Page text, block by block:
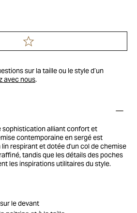
sur la taille ou le style d’un
avec nous.
sophistication alliant confort et
contemporaine en sergé est
respirant et dotée d'un col de chemise
tandis que les détails des poches
les inspirations utilitaires du style.
le devant